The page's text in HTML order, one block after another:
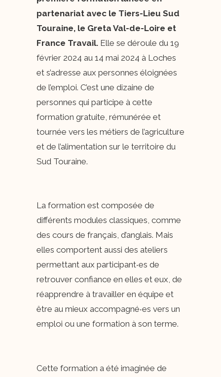
partenariat avec le Tiers-Lieu Sud
Touraine, le Greta Val-de-Loire et
France Travail. Elle se déroule du 19
février 2024 au 14 mai 2024 à Loches
et s’adresse aux personnes éloignées
de l’emploi. C’est une dizaine de
personnes qui participe à cette
formation gratuite, rémunérée et
tournée vers les métiers de l’agriculture
et de l’alimentation sur le territoire du
Sud Touraine.
La formation est composée de
différents modules classiques, comme
des cours de français, d’anglais. Mais
elles comportent aussi des ateliers
permettant aux participant‧es de
retrouver confiance en elles et eux, de
réapprendre à travailler en équipe et
être au mieux accompagné‧es vers un
emploi ou une formation à son terme.
Cette formation a été imaginée de